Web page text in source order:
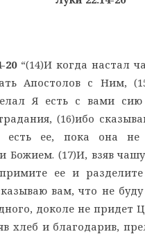
20“(14)И когда настал
Апостолов с Ним,
Я есть с вами сию
(16)ибо
есть ее, пока она не
Божием. (17)И, взяв
ее и
вам, что не
доколе не придет
хлеб и благодарив,